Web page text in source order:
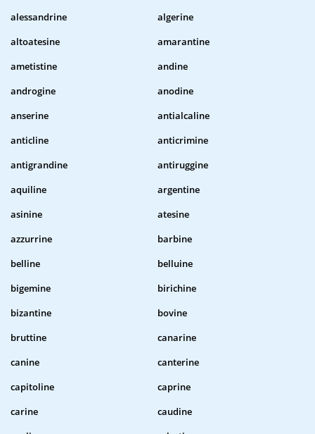
alessandrine
algerine
altoatesine
amarantine
ametistine
andine
androgine
anodine
anserine
antialcaline
anticline
anticrimine
antigrandine
antiruggine
aquiline
argentine
asinine
atesine
azzurrine
barbine
belline
belluine
bigemine
birichine
bizantine
bovine
bruttine
canarine
canine
canterine
capitoline
caprine
carine
caudine